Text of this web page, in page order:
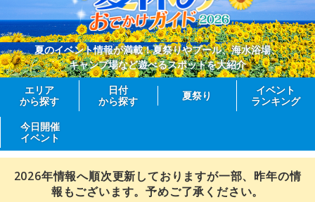
夏のイベント情報が満載！夏祭りやプール、海水浴場、
キャンプ場など遊べるスポットを大紹介
エリア
から探す
日付
から探す
夏祭り
イベント
ランキング
今日開催
イベント
2026年情報へ順次更新しておりますが一部、昨年の情
報もございます。予めご了承ください。